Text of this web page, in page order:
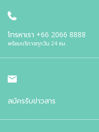
โทรหาเรา +66 2066 8888
พร้อมบริการทุกวัน 24 ชม.
สมัครรับข่าวสาร